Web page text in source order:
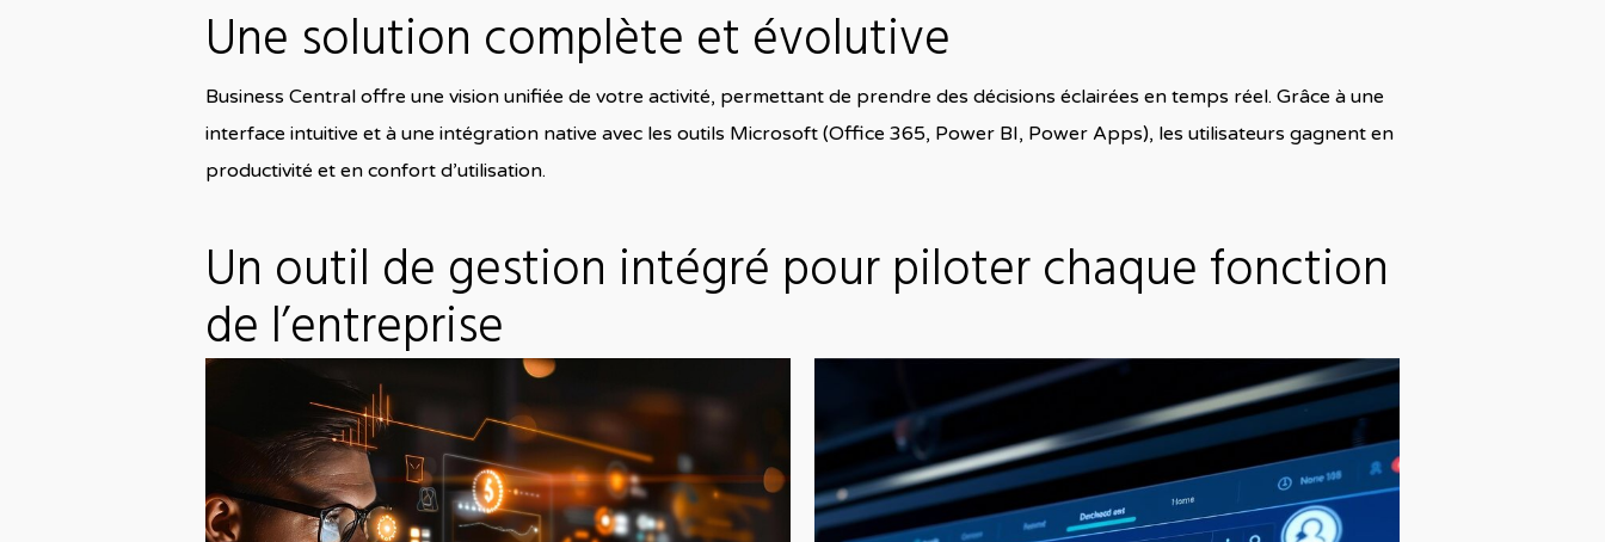
Une solution complète et évolutive
Business Central offre une vision unifiée de votre activité, permettant de prendre des décisions éclairées en temps réel. Grâce à une
interface intuitive et à une intégration native avec les outils Microsoft (Office 365, Power BI, Power Apps), les utilisateurs gagnent en
productivité et en confort d’utilisation.
Un outil de gestion intégré pour piloter chaque fonction
de l’entreprise